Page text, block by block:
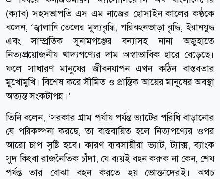
(ক্যাব) সহসভাপতি এস এম নাজের হোসাইন কালের কণ্ঠকে
বলেন, ‘জ্বালানি তেলের মূল্যবৃদ্ধি, পরিবহনভাড়া বৃদ্ধি, ইরানযুদ্ধ
এবং সাম্প্রতিক সুনামগঞ্জের বন্যাসহ নানা অজুহাতে
নিত্যপ্রয়োজনীয় খাদ্যপণ্যের দাম অস্বাভাবিক হারে বেড়েছে।
ফলে সাধারণ মানুষের জীবনযাপন এখন কঠিন বাস্তবতার
মুখোমুখি। বিশেষ করে সীমিত ও প্রান্তিক আয়ের মানুষের অবস্থা
অত্যন্ত সংকটাপন্ন।’
তিনি বলেন, ‘সরকার গ্রাম পর্যায় পর্যন্ত ভ্যাটের পরিধি বাড়ানোর
যে পরিকল্পনা করছে, তা বাস্তবায়িত হলে নিত্যপণ্যের ওপর
আরো চাপ সৃষ্টি হবে। কারণ ব্যবসায়ীরা ভ্যাট, ট্যাক্স, ব্যাংক
সুদ কিংবা রাজনৈতিক চাঁদা, যে ব্যয়ই বহন করুক না কেন, শেষ
পর্যন্ত তার বোঝা বহন করতে হয় ভোক্তাদেরই। অথচ